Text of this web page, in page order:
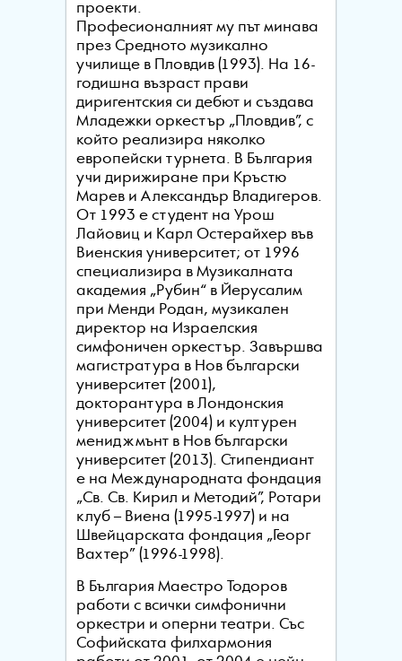
проекти.
Професионалният му път минава
през Средното музикално
училище в Пловдив (1993). На 16-
годишна възраст прави
диригентския си дебют и създава
Младежки оркестър „Пловдив”, с
който реализира няколко
европейски турнета. В България
учи дирижиране при Кръстю
Марев и Александър Владигеров.
От 1993 е студент на Урош
Лайовиц и Карл Остерайхер във
Виенския университет; от 1996
специализира в Музикалната
академия „Рубин“ в Йерусалим
при Менди Родан, музикален
директор на Израелския
симфоничен оркестър. Завършва
магистратура в Нов български
университет (2001),
докторантура в Лондонския
университет (2004) и културен
мениджмънт в Нов български
университет (2013). Стипендиант
е на Международната фондация
„Св. Св. Кирил и Методий”, Ротари
клуб – Виена (1995-1997) и на
Швейцарската фондация „Георг
Вахтер” (1996-1998).
В България Маестро Тодоров
работи с всички симфонични
оркестри и оперни театри. Със
Софийската филхармония